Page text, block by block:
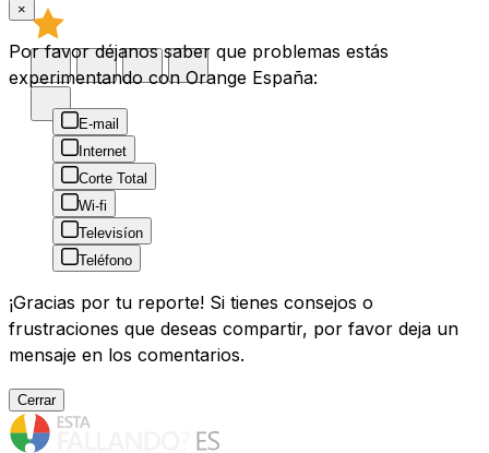
×
Por favor déjanos saber que problemas estás
experimentando con Orange España:
E-mail
Internet
Corte Total
Wi-fi
Televisíon
Teléfono
¡Gracias por tu reporte! Si tienes consejos o
frustraciones que deseas compartir, por favor deja un
mensaje en los comentarios.
Cerrar